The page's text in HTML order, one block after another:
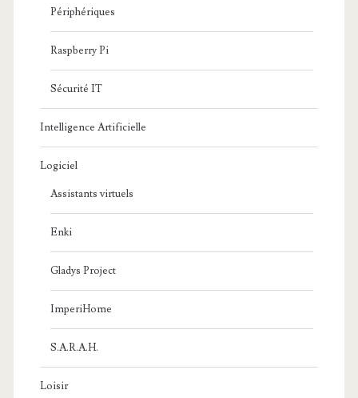
Périphériques
Raspberry Pi
Sécurité IT
Intelligence Artificielle
Logiciel
Assistants virtuels
Enki
Gladys Project
ImperiHome
S.A.R.A.H.
Loisir